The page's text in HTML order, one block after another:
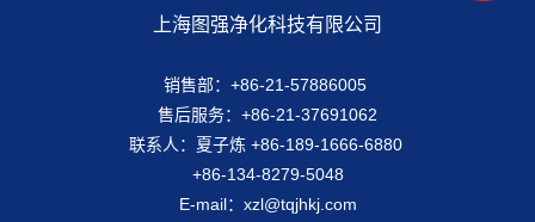
上海图强净化科技有限公司
销售部：+86-21-57886005
售后服务：+86-21-37691062
联系人：夏子炼 +86-189-1666-6880
+86-134-8279-5048
E-mail：xzl@tqjhkj.com